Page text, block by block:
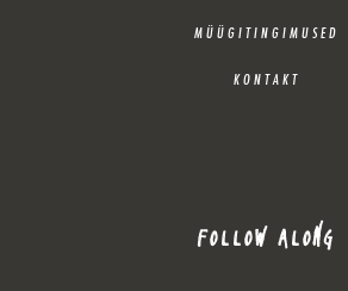
MÜÜGITINGIMUSED
KONTAKT
FOLLOW ALONG